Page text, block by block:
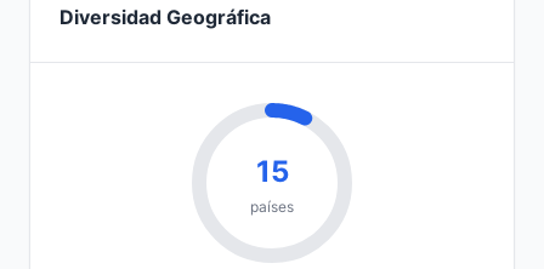
Diversidad Geográfica
15
países